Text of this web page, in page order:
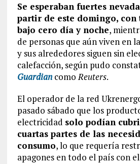
Se esperaban fuertes
partir de este domingo, con
bajo cero día y noche,
de personas que aún viven en
y sus alrededores siguen sin
calefacción, según pudo
Guardian como Reuters.
El operador de la red
pasado sábado que los
electricidad solo podían
cuartas partes de las
consumo, lo que requería
apagones en todo el país con